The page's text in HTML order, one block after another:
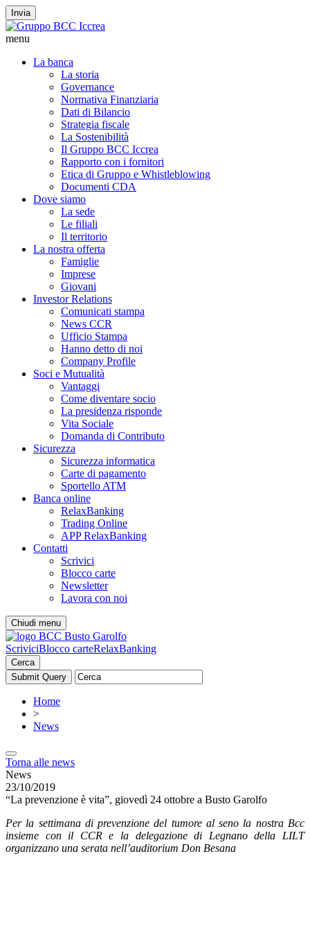
Invia
menu
La banca
La storia
Governance
Normativa Finanziaria
Dati di Bilancio
Strategia fiscale
La Sostenibilità
Il Gruppo BCC Iccrea
Rapporto con i fornitori
Etica di Gruppo e Whistleblowing
Documenti CDA
Dove siamo
La sede
Le filiali
Il territorio
La nostra offerta
Famiglie
Imprese
Giovani
Investor Relations
Comunicati stampa
News CCR
Ufficio Stampa
Hanno detto di noi
Company Profile
Soci e Mutualità
Vantaggi
Come diventare socio
La presidenza risponde
Vita Sociale
Domanda di Contributo
Sicurezza
Sicurezza informatica
Carte di pagamento
Sportello ATM
Banca online
RelaxBanking
Trading Online
APP RelaxBanking
Contatti
Scrivici
Blocco carte
Newsletter
Lavora con noi
Chiudi menu
ScriviciBlocco carteRelaxBanking
Cerca
Home
>
News
Torna alle news
News
23/10/2019
“La prevenzione è vita”, giovedì 24 ottobre a Busto Garolfo
Per la settimana di prevenzione del tumore al seno la nostra Bcc
insieme con il CCR e la delegazione di Legnano della LILT
organizzano una serata nell’auditorium Don Besana